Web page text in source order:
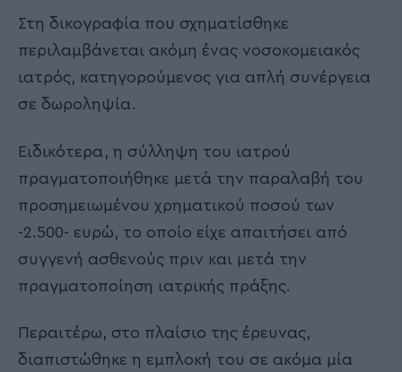
Στη δικογραφία που σχηματίσθηκε
περιλαμβάνεται ακόμη ένας νοσοκομειακός
ιατρός, κατηγορούμενος για απλή συνέργεια
σε δωροληψία.
Ειδικότερα, η σύλληψη του ιατρού
πραγματοποιήθηκε μετά την παραλαβή του
προσημειωμένου χρηματικού ποσού των
-2.500- ευρώ, το οποίο είχε απαιτήσει από
συγγενή ασθενούς πριν και μετά την
πραγματοποίηση ιατρικής πράξης.
Περαιτέρω, στο πλαίσιο της έρευνας,
διαπιστώθηκε η εμπλοκή του σε ακόμα μία